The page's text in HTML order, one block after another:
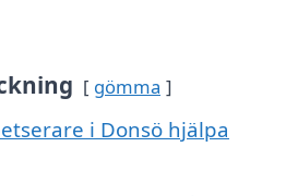
gömma
i Donsö hjälpa